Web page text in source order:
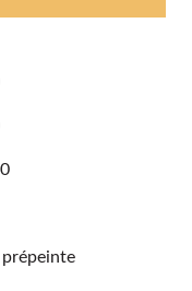
prépeinte